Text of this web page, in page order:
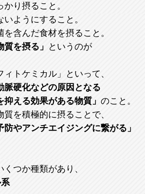
り摂ること。
ようにすること。
含んだ食材を摂ること。
質を摂る」
というのが
トケミカル」といって、
脈硬化などの原因となる
える効果がある物質」 のこと。
を積極的に摂ることで、
防やアンチエイジングに繋がる」
つか種類があり、